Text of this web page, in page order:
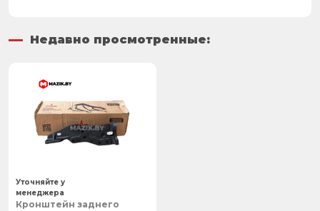
Недавно просмотренные:
Кронштейн заднего
Уточняйте у
менеджера